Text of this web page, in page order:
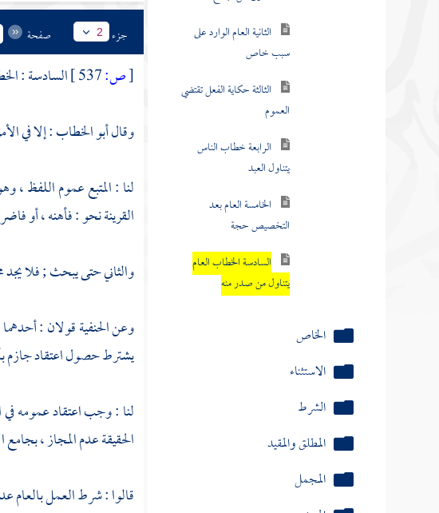
يتناول العبد
التخصيص حجة
يتناول من صدر منه
المجمل
خاتمة
استصحاب الحال
جزء 2 صفحة
[ص:
السادسة :
وقالأبو الخطاب: إلا في
لنا : المتبع عموم اللفظ ،
القرينة نحو : فأهنه ، أو
والثاني حتى يبحث ; فلا
وعن الحنفية قولان :
يشترط حصول اعتقاد جازم
لنا : وجب اعتقاد عمومه
الحقيقة عدم المجاز ،
قالوا : شرط العمل